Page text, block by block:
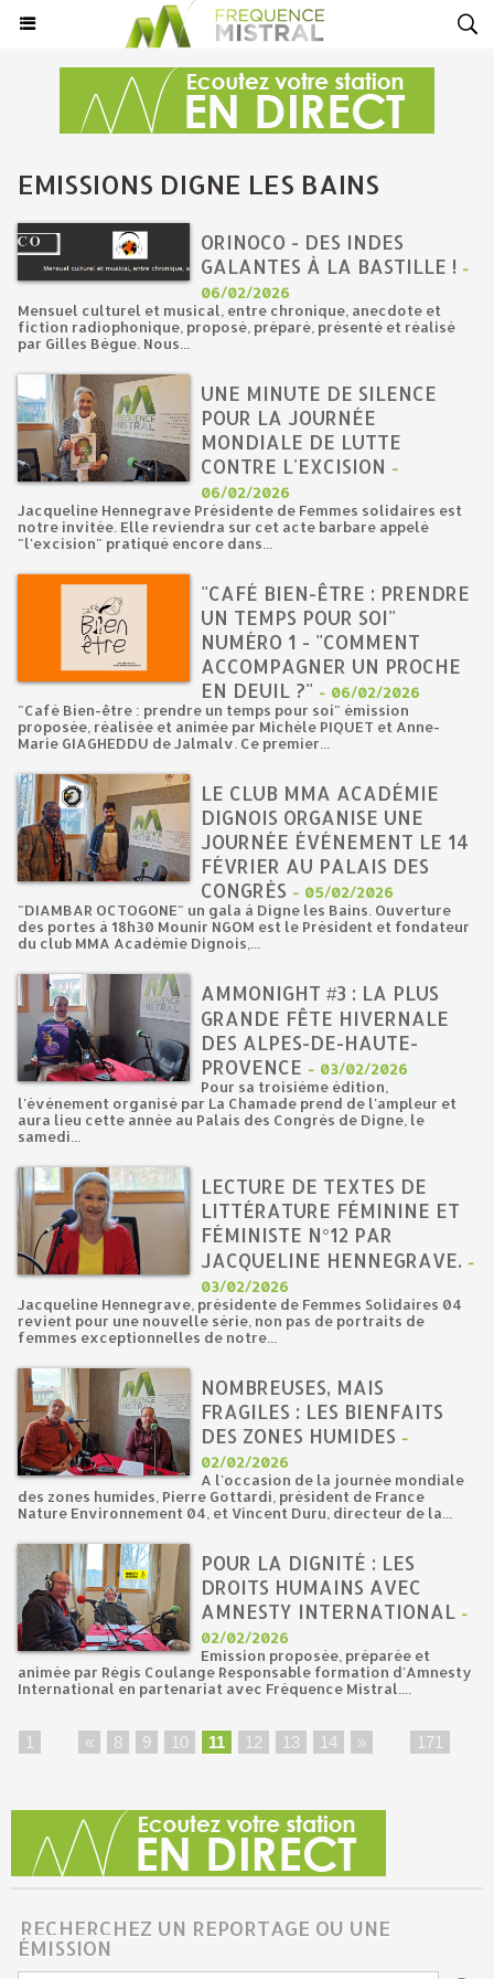
EMISSIONS DIGNE LES BAINS
ORINOCO - DES INDES
GALANTES À LA BASTILLE ! -
06/02/2026
Mensuel culturel et musical, entre chronique, anecdote et
fiction radiophonique, proposé, préparé, présenté et réalisé
par Gilles Bègue. Nous...
UNE MINUTE DE SILENCE
POUR LA JOURNÉE
MONDIALE DE LUTTE
CONTRE L'EXCISION -
06/02/2026
Jacqueline Hennegrave Présidente de Femmes solidaires est
notre invitée. Elle reviendra sur cet acte barbare appelé
"l'excision" pratiqué encore dans...
"CAFÉ BIEN-ÊTRE : PRENDRE
UN TEMPS POUR SOI"
NUMÉRO 1 - "COMMENT
ACCOMPAGNER UN PROCHE
EN DEUIL ?" - 06/02/2026
"Café Bien-être : prendre un temps pour soi" émission
proposée, réalisée et animée par Michèle PIQUET et Anne-
Marie GIAGHEDDU de Jalmalv. Ce premier...
LE CLUB MMA ACADÉMIE
DIGNOIS ORGANISE UNE
JOURNÉE ÉVÉNEMENT LE 14
FÉVRIER AU PALAIS DES
CONGRÈS - 05/02/2026
"DIAMBAR OCTOGONE" un gala à Digne les Bains. Ouverture
des portes à 18h30 Mounir NGOM est le Président et fondateur
du club MMA Académie Dignois,...
AMMONIGHT #3 : LA PLUS
GRANDE FÊTE HIVERNALE
DES ALPES-DE-HAUTE-
PROVENCE - 03/02/2026
Pour sa troisième édition,
l'événement organisé par La Chamade prend de l'ampleur et
aura lieu cette année au Palais des Congrès de Digne, le
samedi...
LECTURE DE TEXTES DE
LITTÉRATURE FÉMININE ET
FÉMINISTE N°12 PAR
JACQUELINE HENNEGRAVE. -
03/02/2026
Jacqueline Hennegrave, présidente de Femmes Solidaires 04
revient pour une nouvelle série, non pas de portraits de
femmes exceptionnelles de notre...
NOMBREUSES, MAIS
FRAGILES : LES BIENFAITS
DES ZONES HUMIDES -
02/02/2026
A l'occasion de la journée mondiale
des zones humides, Pierre Gottardi, président de France
Nature Environnement 04, et Vincent Duru, directeur de la...
POUR LA DIGNITÉ : LES
DROITS HUMAINS AVEC
AMNESTY INTERNATIONAL -
02/02/2026
Emission proposée, préparée et
animée par Régis Coulange Responsable formation d'Amnesty
International en partenariat avec Fréquence Mistral....
1 « 8 9 10 11 12 13 14 » 171
RECHERCHEZ UN REPORTAGE OU UNE
ÉMISSION